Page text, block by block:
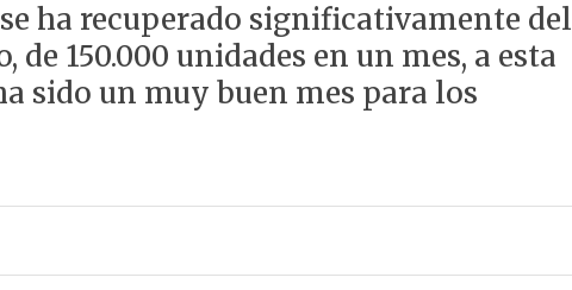
ha recuperado significativamente del
de 150.000 unidades en un mes, a esta
sido un muy buen mes para los